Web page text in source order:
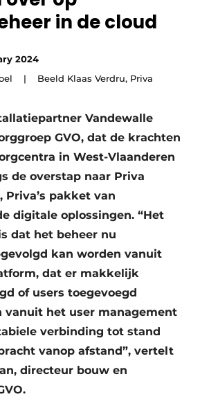
in de cloud
2024
| Beeld Klaas Verdru, Priva
Vandewalle
GVO, dat de krachten
in West-Vlaanderen
de overstap naar Priva
Priva’s pakket van
digitale oplossingen. “Het
dat het beheer nu
kan worden vanuit
dat er makkelijk
of users toegevoegd
vanuit het user management
verbinding tot stand
vanop afstand”, vertelt
directeur bouw en